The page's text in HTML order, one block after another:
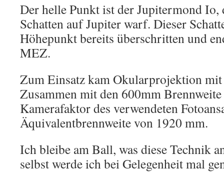
Der helle Punkt ist der Jupitermond Io,
Schatten auf Jupiter warf. Dieser
Höhepunkt bereits überschritten und
MEZ.
Zum Einsatz kam Okularprojektion
Zusammen mit den 600mm
Kamerafaktor des verwendeten
Äquivalentbrennweite von 1920 mm.
Ich bleibe am Ball, was diese Technik
selbst werde ich bei Gelegenheit mal